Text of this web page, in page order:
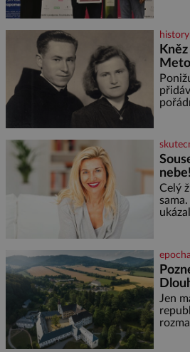
co po
na
chce
nebe!
Celý
ani
práce
Jen